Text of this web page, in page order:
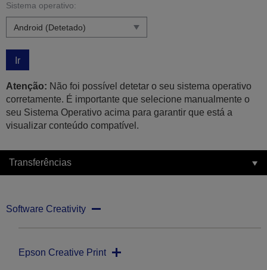
Sistema operativo:
Ir
Atenção: Não foi possível detetar o seu sistema operativo
corretamente. É importante que selecione manualmente o
seu Sistema Operativo acima para garantir que está a
visualizar conteúdo compatível.
Transferências
Software Creativity
Epson Creative Print